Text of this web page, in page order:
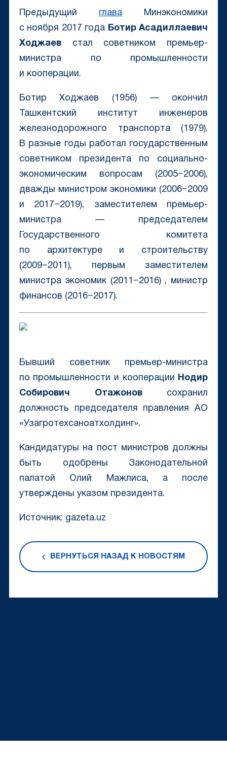
Предыдущий глава Минэкономики
с ноября 2017 года Ботир Асадиллаевич
Ходжаев стал советником премьер-
министра по промышленности
и кооперации.
Ботир Ходжаев (1956) — окончил
Ташкентский институт инженеров
железнодорожного транспорта (1979).
В разные годы работал государственным
советником президента по социально-
экономическим вопросам (2005−2006),
дважды министром экономики (2006−2009
и 2017−2019), заместителем премьер-
министра — председателем
Государственного комитета
по архитектуре и строительству
(2009−2011), первым заместителем
министра экономик (2011−2016) , министр
финансов (2016−2017).
Бывший советник премьер-министра
по промышленности и кооперации Нодир
Собирович Отажоновсохранил
должность председателя правления АО
«Узагротехсаноатхолдинг».
Кандидатуры на пост министров должны
быть одобрены Законодательной
палатой Олий Мажлиса, а после
утверждены указом президента.
Источник: gazeta.uz
ВЕРНУТЬСЯ НАЗАД К НОВОСТЯМ